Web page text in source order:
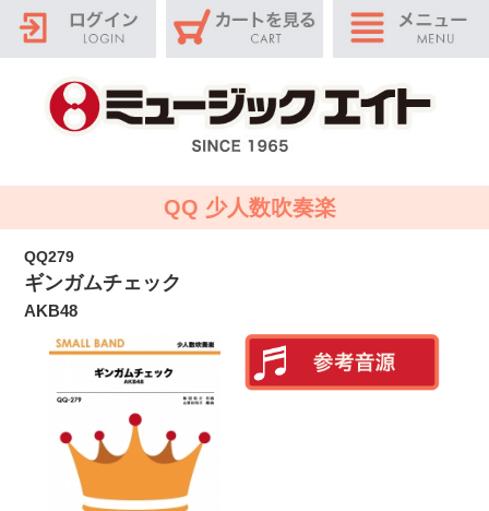
QQ 少人数吹奏楽
QQ279
ギンガムチェック
AKB48